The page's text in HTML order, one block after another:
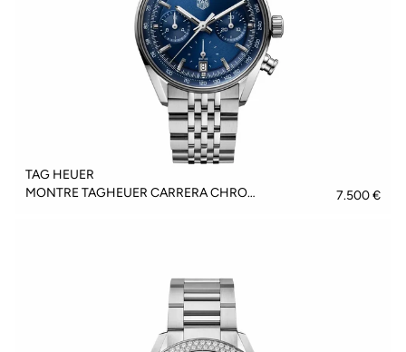
TAG HEUER
MONTRE TAGHEUER CARRERA CHRONOGRAPH - CBS2212.BA0048
7.500 €